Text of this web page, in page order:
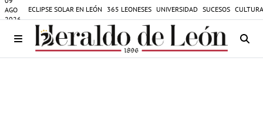
AGO
2026
ECLIPSE SOLAR EN LEÓN 365 LEONESES UNIVERSIDAD SUCESOS